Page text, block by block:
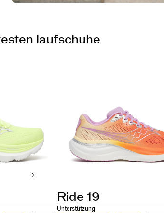
laufschuhe
Ride 19
Unterstützung